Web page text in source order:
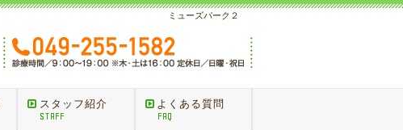
ミューズパーク２
スタッフ紹介
STAFF
よくある質問
FAQ